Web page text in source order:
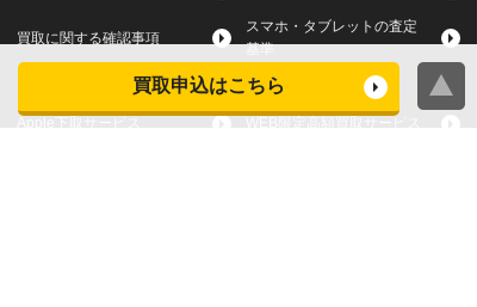
買取申込はこちら
買取に関する確認事項
スマホ・タブレットの査定
基準